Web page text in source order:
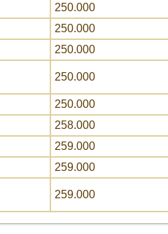
250.000
250.000
250.000
250.000
250.000
258.000
259.000
259.000
259.000